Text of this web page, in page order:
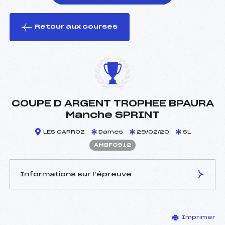
le ski
Retour aux courses
COUPE D ARGENT TROPHEE BPAURA
Manche SPRINT
LES CARROZ Dames 29/02/20 SL
AMBF0912
Informations sur l’épreuve
FAVRAT MICHEL (MB)
Imprimer